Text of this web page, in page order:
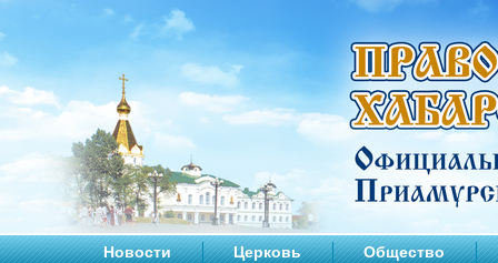
Новости Церковь Общество